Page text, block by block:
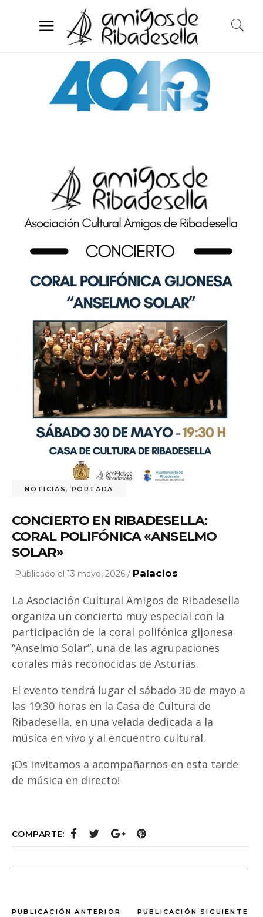
NOTICIAS, PORTADA
CONCIERTO EN RIBADESELLA:
CORAL POLIFÓNICA «ANSELMO
SOLAR»
Publicado el 13 mayo, 2026 / Palacios
La Asociación Cultural Amigos de Ribadesella
organiza un concierto muy especial con la
participación de la coral polifónica gijonesa
“Anselmo Solar”, una de las agrupaciones
corales más reconocidas de Asturias.
El evento tendrá lugar el sábado 30 de mayo a
las 19:30 horas en la Casa de Cultura de
Ribadesella, en una velada dedicada a la
música en vivo y al encuentro cultural.
¡Os invitamos a acompañarnos en esta tarde
de música en directo!
COMPARTE:
PUBLICACIÓN ANTERIOR PUBLICACIÓN SIGUIENTE